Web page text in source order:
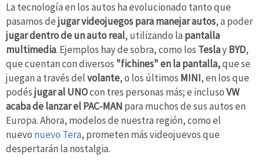
La tecnología en los autos ha evolucionado tanto que
pasamos dejugar videojuegos para manejar autos, a poder
jugar dentro de un auto real, utilizando la pantalla
multimedia. Ejemplos hay de sobra, como los TeslayBYD,
que cuentan con diversos "fichines" en la pantalla,que se
juegan a través delvolante, o los últimos MINI, en los que
podésjugar al UNOcon tres personas más; e inclusoVW
acaba de lanzar el PAC-MAN para muchos de sus autos en
Europa. Ahora, modelos de nuestra región, como el
nuevo nuevo Tera, prometen más videojuevos que
despertarán la nostalgia.